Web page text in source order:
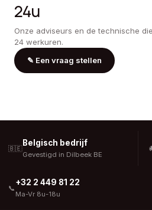
24u
Onze adviseurs en de technische
24 werkuren.
✎ Een vraag stellen
🇧🇪
Belgisch bedrijf
Gevestigd in Dilbeek BE
📞
+32 2 449 81 22
Ma-Vr 8u-18u